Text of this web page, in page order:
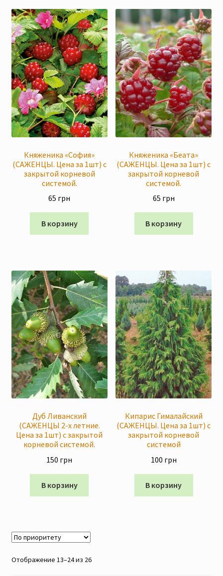
Княженика «София»
(САЖЕНЦЫ. Цена за 1шт) с
закрытой корневой
системой.
65 грн
В корзину
Княженика «Беата»
(САЖЕНЦЫ. Цена за 1шт) с
закрытой корневой
системой.
65 грн
В корзину
Дуб Ливанский
(САЖЕНЦЫ 2-х летние.
Цена за 1шт) с закрытой
корневой системой.
150 грн
В корзину
Кипарис Гималайский
(САЖЕНЦЫ. Цена за 1шт) с
закрытой корневой
системой
100 грн
В корзину
Отображение 13–24 из 26